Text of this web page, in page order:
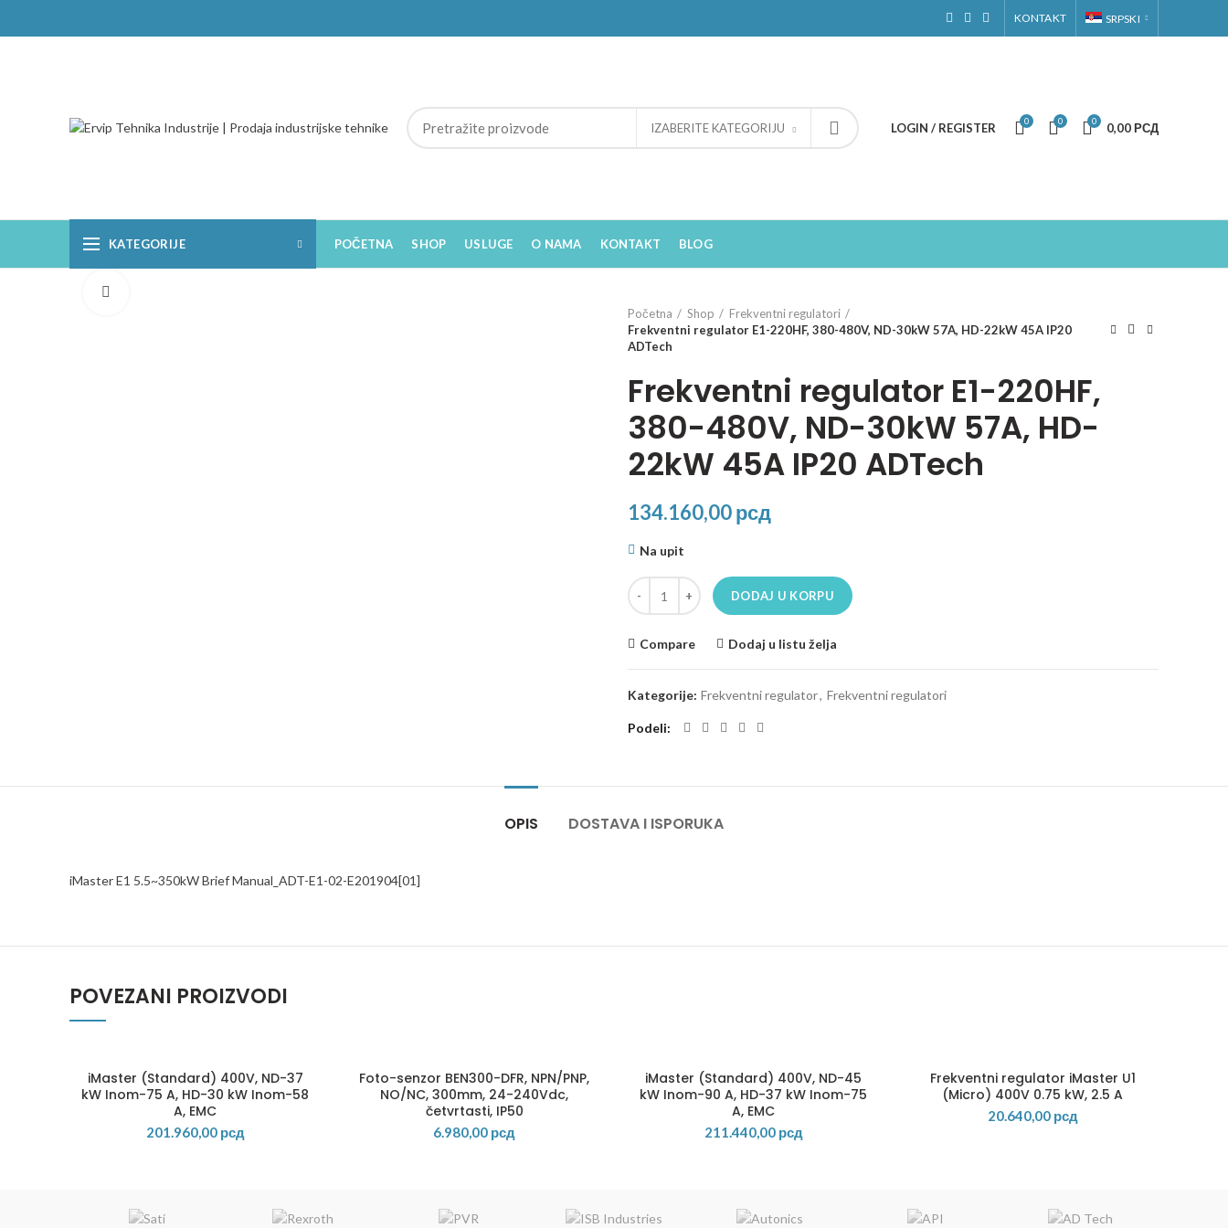
KONTAKT SRPSKI
IZABERITE KATEGORIJU LOGIN / REGISTER 0 0 0 0,00РСД
KATEGORIJE POČETNA SHOP USLUGE O NAMA KONTAKT BLOG
Početna
Shop
Frekventni regulatori
Frekventni regulator E1-220HF, 380-480V, ND-30kW 57A, HD-22kW 45A IP20
ADTech
Frekventni regulator E1-220HF,
380-480V, ND-30kW 57A, HD-
22kW 45A IP20 ADTech
134.160,00рсд
Na upit
Frekventni regulator E1-220HF, 380-480V, ND-30kW 57A, HD-22kW 45A IP20 ADTech količina
DODAJ U KORPU
Compare Dodaj u listu želja
Kategorije: Frekventni regulator, Frekventni regulatori
Podeli
OPIS DOSTAVA I ISPORUKA
iMaster E1 5.5~350kW Brief Manual_ADT-E1-02-E201904[01]
POVEZANI PROIZVODI
iMaster (Standard) 400V, ND-37
kW Inom-75 A, HD-30 kW Inom-58
A, EMC
201.960,00 рсд
Foto-senzor BEN300-DFR, NPN/PNP,
NO/NC, 300mm, 24-240Vdc,
četvrtasti, IP50
6.980,00 рсд
iMaster (Standard) 400V, ND-45
kW Inom-90 A, HD-37 kW Inom-75
A, EMC
211.440,00 рсд
Frekventni regulator iMaster U1
(Micro) 400V 0.75 kW, 2.5 A
20.640,00 рсд